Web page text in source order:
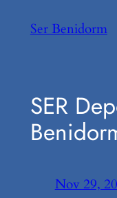
Ser Benidorm
SER
Nov 29,